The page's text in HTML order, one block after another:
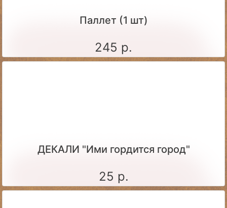
Паллет (1 шт)
245 р.
ДЕКАЛИ "Ими гордится город"
25 р.